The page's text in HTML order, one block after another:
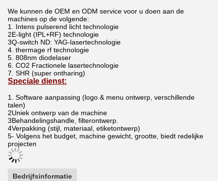
We kunnen de OEM en ODM service voor u doen aan de
machines op de volgende:
1. Intens pulserend licht technologie
2E-light (IPL+RF) technologie
3Q-switch ND: YAG-lasertechnologie
4. thermage rf technologie
5. 808nm diodelaser
6. CO2 Fractionele lasertechnologie
7. SHR (super ontharing)
Speciale dienst:
1. Software aanpassing (logo & menu ontwerp, verschillende
talen)
2Uniek ontwerp van de machine
3Behandelingshandle, filterontwerp.
4Verpakking (stijl, materiaal, etiketontwerp)
5- Volgens het budget, machine gewicht, grootte, biedt redelijke
projecten
Bedrijfsinformatie